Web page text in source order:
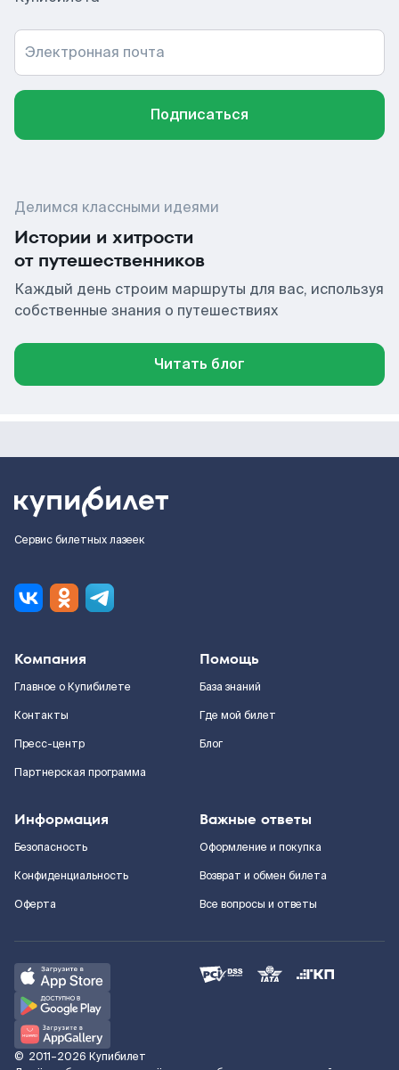
Электронная почта
Подписаться
Делимся классными идеями
Истории и хитрости
от путешественников
Каждый день строим маршруты для вас, используя
собственные знания о путешествиях
Читать блог
Сервис билетных лазеек
Компания
Главное о Купибилете
Контакты
Пресс-центр
Партнерская программа
Помощь
База знаний
Где мой билет
Блог
Информация
Безопасность
Конфиденциальность
Оферта
Важные ответы
Оформление и покупка
Возврат и обмен билета
Все вопросы и ответы
© 2011–2026 Купибилет